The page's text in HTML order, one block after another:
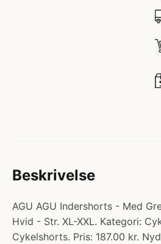
Beskrivelse
AGU AGU Indershorts - Med
Hvid - Str. XL-XXL. Kategori:
Cykelshorts. Pris: 187.00 kr.